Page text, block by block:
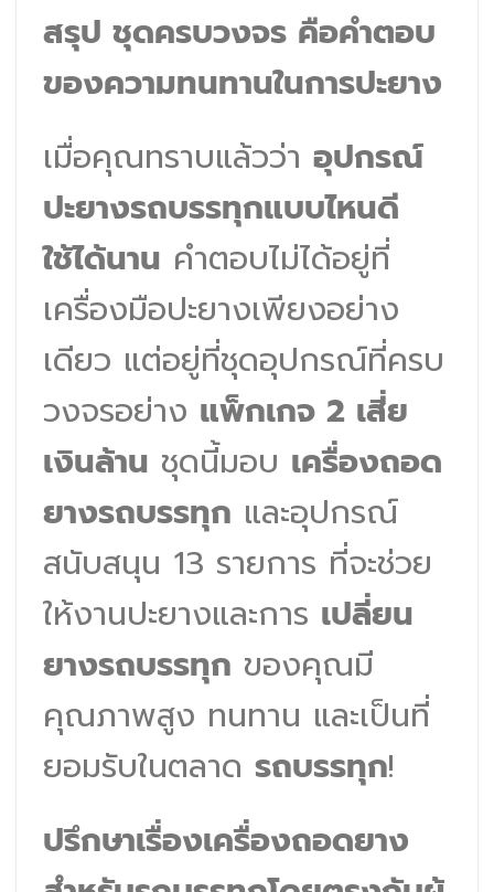
สรุป ชุดครบวงจร คือคำตอบ
ของความทนทานในการปะยาง
เมื่อคุณทราบแล้วว่า อุปกรณ์
ปะยางรถบรรทุกแบบไหนดี
ใช้ได้นาน คำตอบไม่ได้อยู่ที่
เครื่องมือปะยางเพียงอย่าง
เดียว แต่อยู่ที่ชุดอุปกรณ์ที่ครบ
วงจรอย่าง แพ็กเกจ 2 เสี่ย
เงินล้าน ชุดนี้มอบ เครื่องถอด
ยางรถบรรทุก และอุปกรณ์
สนับสนุน 13 รายการ ที่จะช่วย
ให้งานปะยางและการ เปลี่ยน
ยางรถบรรทุก ของคุณมี
คุณภาพสูง ทนทาน และเป็นที่
ยอมรับในตลาด รถบรรทุก!
ปรึกษาเรื่องเครื่องถอดยาง